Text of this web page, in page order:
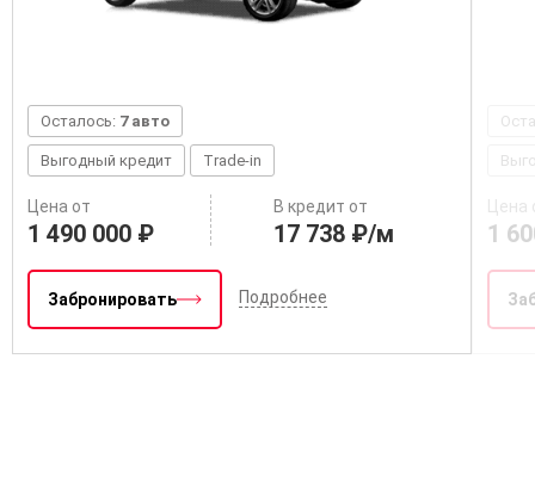
Осталось: 7 авто
Выгодный кредит Trade-in
Цена от
1 490 000 ₽
В кредит от
17 738 ₽/м
Забронировать Подробнее
Цена
1